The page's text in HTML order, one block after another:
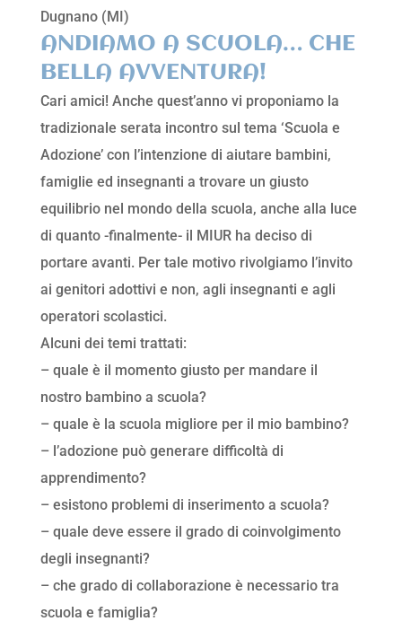
Dugnano (MI)
ANDIAMO A SCUOLA… CHE
BELLA AVVENTURA!
Cari amici! Anche quest’anno vi proponiamo la
tradizionale serata incontro sul tema ‘Scuola e
Adozione’ con l’intenzione di aiutare bambini,
famiglie ed insegnanti a trovare un giusto
equilibrio nel mondo della scuola, anche alla luce
di quanto -finalmente- il MIUR ha deciso di
portare avanti. Per tale motivo rivolgiamo l’invito
ai genitori adottivi e non, agli insegnanti e agli
operatori scolastici.
Alcuni dei temi trattati:
– quale è il momento giusto per mandare il
nostro bambino a scuola?
– quale è la scuola migliore per il mio bambino?
– l’adozione può generare difficoltà di
apprendimento?
– esistono problemi di inserimento a scuola?
– quale deve essere il grado di coinvolgimento
degli insegnanti?
– che grado di collaborazione è necessario tra
scuola e famiglia?